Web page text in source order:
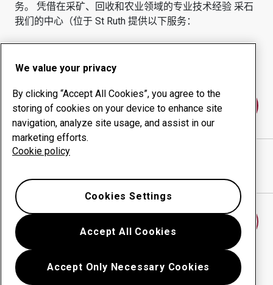
务。 凭借在采矿、回收和农业领域的专业技术经验 采石
我们的中心（位于 St Ruth 提供以下服务：
耐磨产品
咨询服务
正常运行时间管理
联系我们
MILNE INDUSTRIES
We value your privacy
By clicking “Accept All Cookies”, you agree to the
storing of cookies on your device to enhance site
navigation, analyze site usage, and assist in our
marketing efforts.
Cookie policy
Accept All Cookies
Accept Only Necessary Cookies
Cookies Settings